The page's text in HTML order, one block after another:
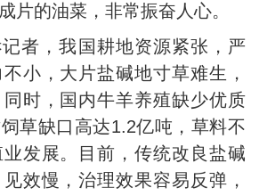
片的油菜，非常振奋人心。
者，我国耕地资源紧张，严
小，大片盐碱地寸草难生，
时，国内牛羊养殖缺少优质
草缺口高达1.2亿吨，草料不
发展。目前，传统改良盐碱
效慢，治理效果容易反弹，